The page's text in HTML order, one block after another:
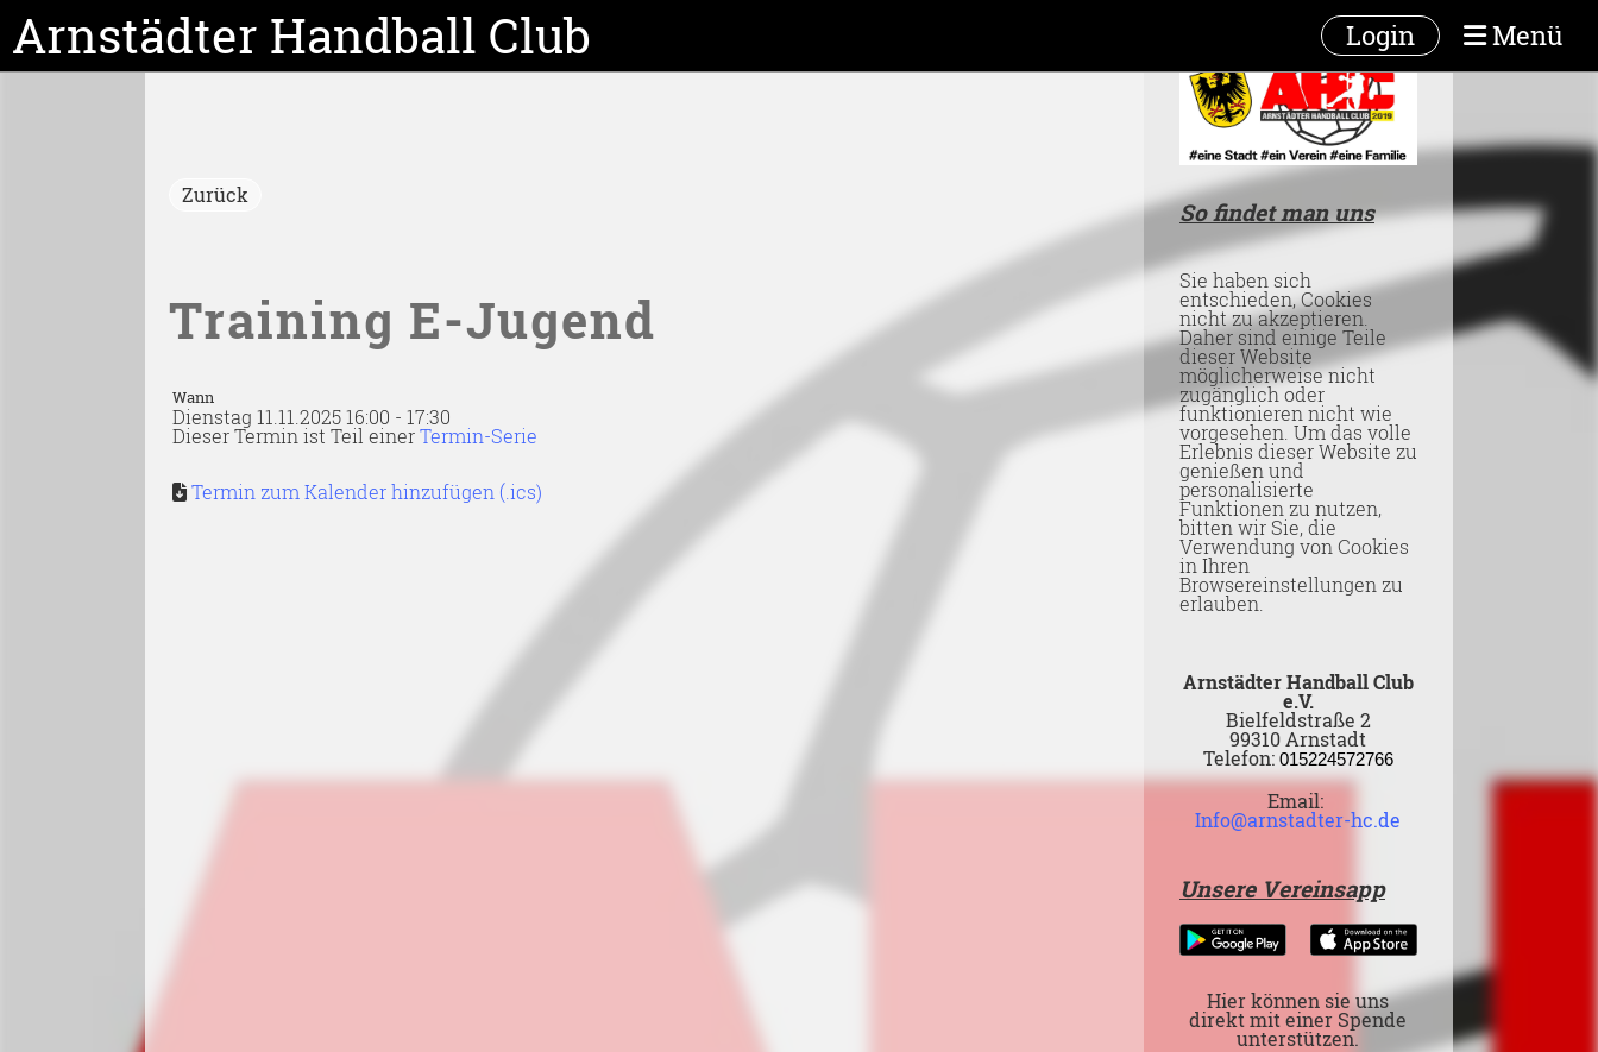
Arnstädter Handball Club Login Menü
Zurück
Training E-Jugend
Wann
Dienstag 11.11.2025 16:00 - 17:30
Dieser Termin ist Teil einerTermin-Serie
Termin zum Kalender hinzufügen (.ics)
So findet man uns
Sie haben sich
entschieden, Cookies
nicht zu akzeptieren.
Daher sind einige Teile
dieser Website
möglicherweise nicht
zugänglich oder
funktionieren nicht wie
vorgesehen. Um das volle
Erlebnis dieser Website zu
genießen und
personalisierte
Funktionen zu nutzen,
bitten wir Sie, die
Verwendung von Cookies
in Ihren
Browsereinstellungen zu
erlauben.
Arnstädter Handball Club
e.V.
Bielfeldstraße 2
99310 Arnstadt
Telefon: 015224572766
Email:
Info@arnstadter-hc.de
Unsere Vereinsapp
Hier können sie uns
direkt mit einer Spende
unterstützen.